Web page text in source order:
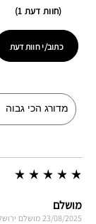
חוות דעת 1
כתוב/י חוות דעת
מושלם
23/08/2025 מושלם